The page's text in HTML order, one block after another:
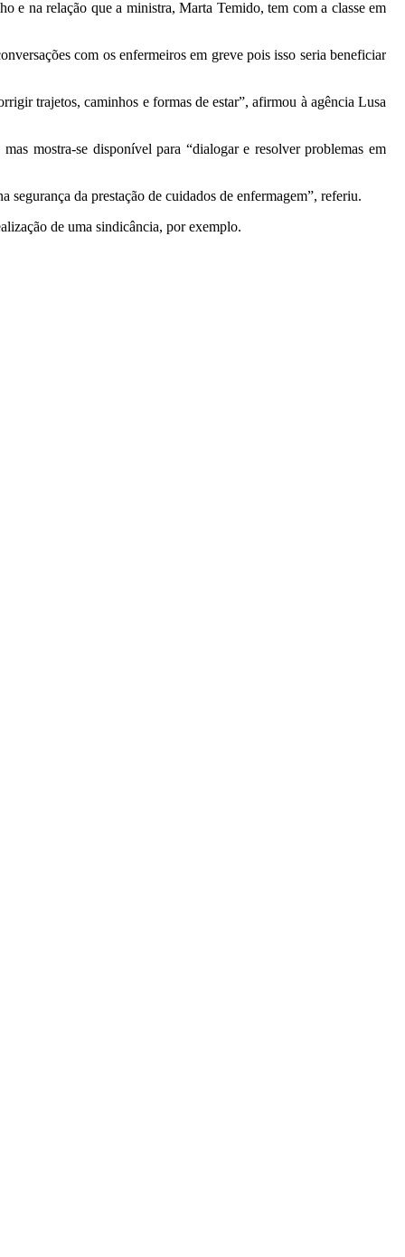
e na relação que a ministra, Marta Temido, tem com a classe em
com os enfermeiros em greve pois isso seria beneficiar
trajetos, caminhos e formas de estar”, afirmou à agência Lusa
mostra-se disponível para “dialogar e resolver problemas em
da prestação de cuidados de enfermagem”, referiu.
de uma sindicância, por exemplo.